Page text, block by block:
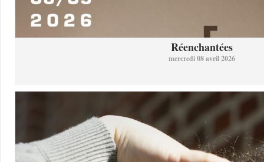
Réenchantées
mercredi 08 avril 2026